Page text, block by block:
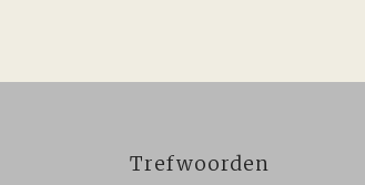
Trefwoorden